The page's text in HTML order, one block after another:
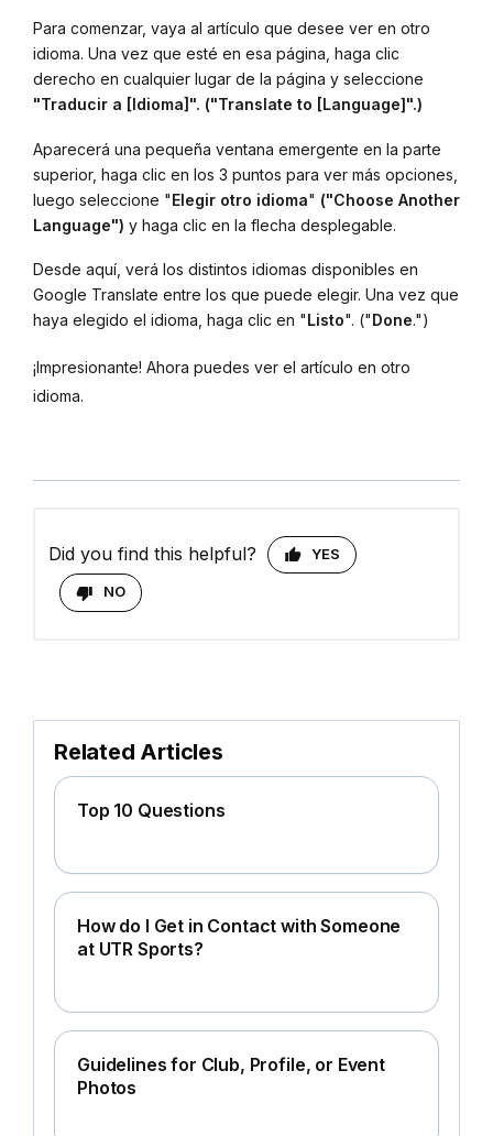
Para comenzar, vaya al artículo que desee ver en otro
idioma. Una vez que esté en esa página, haga clic
derecho en cualquier lugar de la página y seleccione
"Traducir a [Idioma]". ("Translate to [Language]".)
Aparecerá una pequeña ventana emergente en la parte
superior, haga clic en los 3 puntos para ver más opciones,
luego seleccione "Elegir otro idioma" ("Choose Another
Language") y haga clic en la flecha desplegable.
Desde aquí, verá los distintos idiomas disponibles en
Google Translate entre los que puede elegir. Una vez que
haya elegido el idioma, haga clic en " Listo". (" Done.")
¡Impresionante! Ahora puedes ver el artículo en otro
idioma.
Did you find this helpful? YES
NO
Related Articles
Top 10 Questions
How do I Get in Contact with Someone
at UTR Sports?
Guidelines for Club, Profile, or Event
Photos